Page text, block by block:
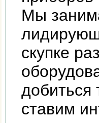
Мы
скупке
добиться
ставим